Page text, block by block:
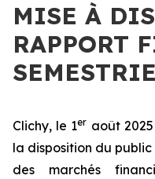
MISE À
RAPPORT
Clichy, le 1er août
la disposition du
des marchés